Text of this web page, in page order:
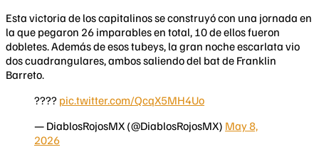
Esta victoria de los capitalinos se construyó con una jornada en
la que pegaron 26 imparables en total, 10 de ellos fueron
dobletes. Además de esos tubeys, la gran noche escarlata vio
dos cuadrangulares, ambos saliendo del bat de Franklin
Barreto.
???? pic.twitter.com/QcqX5MH4Uo
— DiablosRojosMX (@DiablosRojosMX) May 8,
2026